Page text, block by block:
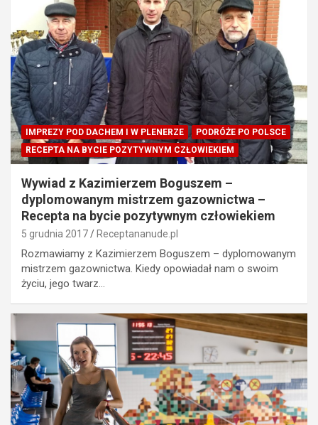
IMPREZY POD DACHEM I W PLENERZE
PODRÓŻE PO POLSCE
RECEPTA NA BYCIE POZYTYWNYM CZŁOWIEKIEM
Wywiad z Kazimierzem Boguszem –
dyplomowanym mistrzem gazownictwa –
Recepta na bycie pozytywnym człowiekiem
5 grudnia 2017 Receptananude.pl
Rozmawiamy z Kazimierzem Boguszem – dyplomowanym
mistrzem gazownictwa. Kiedy opowiadał nam o swoim
życiu, jego twarz…